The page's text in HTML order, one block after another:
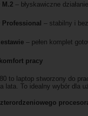
M.2 – błyskawiczne
– stabilny i
– pełen komplet
pracy
to laptop stworzony do
lata. To idealny wybór dla